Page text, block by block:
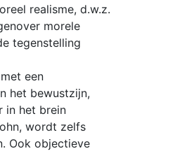
realisme, d.w.z.
morele
tegenstelling
een
het bewustzijn,
in het brein
wordt zelfs
Ook objectieve